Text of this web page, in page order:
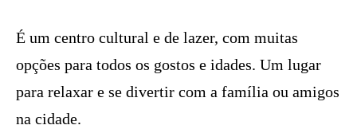
É um centro cultural e de lazer, com muitas
opções para todos os gostos e idades. Um lugar
para relaxar e se divertir com a família ou amigos
na cidade.